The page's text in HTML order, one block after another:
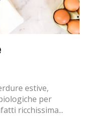
estive,
per
ricchissima...